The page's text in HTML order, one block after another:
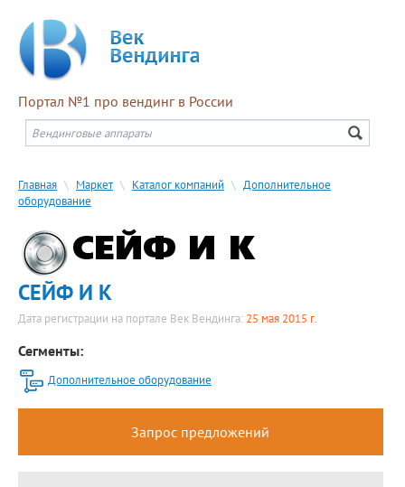
Портал №1 про вендинг в России
Главная \ Маркет \ Каталог компаний \ Дополнительное
оборудование
СЕЙФ И К
Дата регистрации на портале Век Вендинга: 25 мая 2015 г.
Сегменты:
Дополнительное оборудование
Запрос предложений